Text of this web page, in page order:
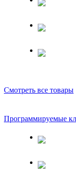
Смотреть все товары
Программируемые